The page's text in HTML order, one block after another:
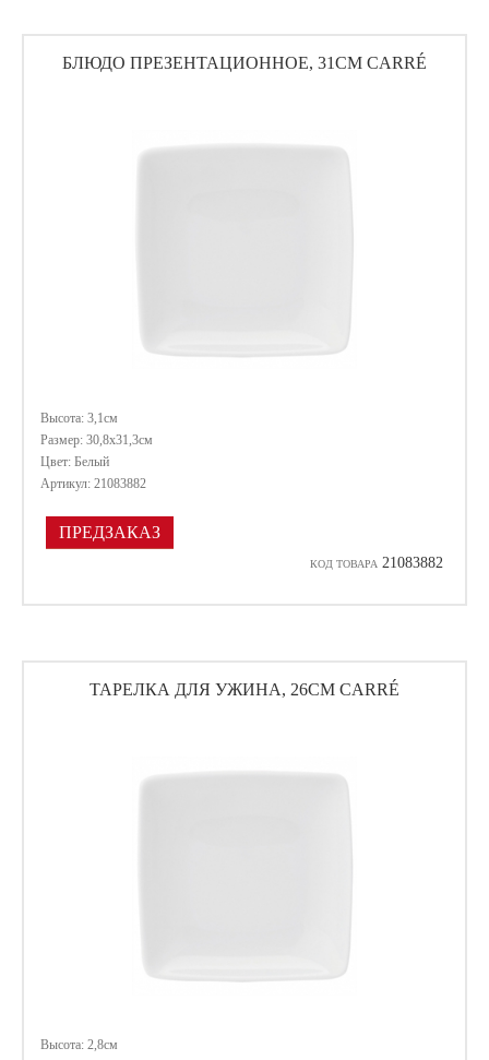
БЛЮДО ПРЕЗЕНТАЦИОННОЕ, 31СМ CARRÉ
Высота: 3,1см
Размер: 30,8х31,3см
Цвет: Белый
Артикул: 21083882
ПРЕДЗАКАЗ
КОД ТОВАРА 21083882
ТАРЕЛКА ДЛЯ УЖИНА, 26СМ CARRÉ
Высота: 2,8см